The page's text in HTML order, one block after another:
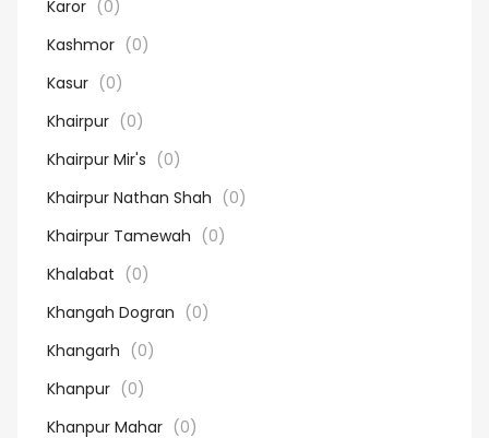
Karor (0)
Kashmor (0)
Kasur (0)
Khairpur (0)
Khairpur Mir's (0)
Khairpur Nathan Shah (0)
Khairpur Tamewah (0)
Khalabat (0)
Khangah Dogran (0)
Khangarh (0)
Khanpur (0)
Khanpur Mahar (0)